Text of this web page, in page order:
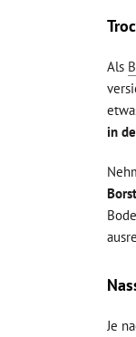
Als
in
Je